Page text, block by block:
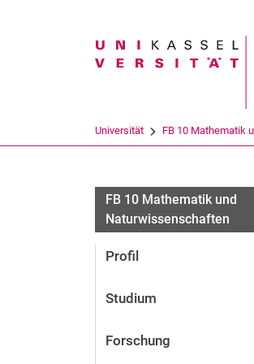
Universität FB 10 Mathematik
FB 10 Mathematik und
Naturwissenschaften
Profil
Studium
Forschung